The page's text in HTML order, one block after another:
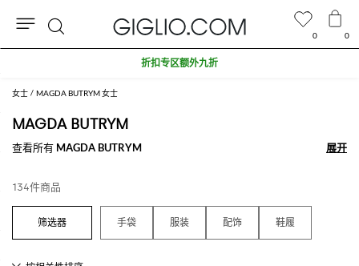
女士 MAGDA BUTRYM 女士
MAGDA BUTRYM
查看所有 MAGDA BUTRYM 展开
展开
134件商品
手袋 服装 配饰 鞋履
0 0
折扣专区额外九折